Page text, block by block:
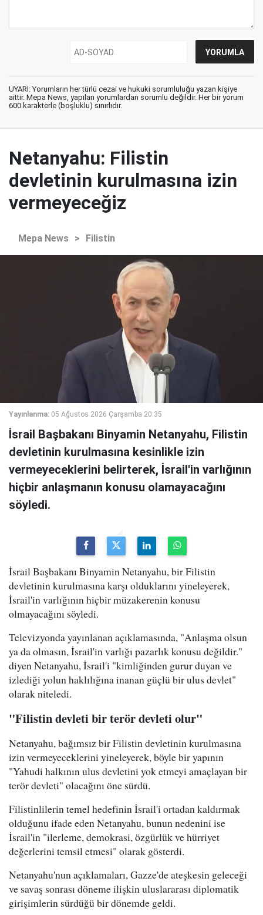
UYARI: Yorumların her türlü cezai ve hukuki sorumluluğu yazan kişiye
aittir. Mepa News, yapılan yorumlardan sorumlu değildir. Her bir yorum
600 karakterle (boşluklu) sınırlıdır.
Netanyahu: Filistin
devletinin kurulmasına izin
vermeyeceğiz
Mepa News > Filistin
Yayınlanma: 05 Ağustos 2026 Çarşamba 20:35
İsrail Başbakanı Binyamin Netanyahu, Filistin
devletinin kurulmasına kesinlikle izin
vermeyeceklerini belirterek, İsrail'in varlığının
hiçbir anlaşmanın konusu olamayacağını
söyledi.
İsrail Başbakanı Binyamin Netanyahu, bir Filistin
devletinin kurulmasına karşı olduklarını yineleyerek,
İsrail'in varlığının hiçbir müzakerenin konusu
olmayacağını söyledi.
Televizyonda yayınlanan açıklamasında, "Anlaşma olsun
ya da olmasın, İsrail'in varlığı pazarlık konusu değildir."
diyen Netanyahu, İsrail'i "kimliğinden gurur duyan ve
izlediği yolun haklılığına inanan güçlü bir ulus devlet"
olarak niteledi.
"Filistin devleti bir terör devleti olur"
Netanyahu, bağımsız bir Filistin devletinin kurulmasına
izin vermeyeceklerini yineleyerek, böyle bir yapının
"Yahudi halkının ulus devletini yok etmeyi amaçlayan bir
terör devleti" olacağını öne sürdü.
Filistinlilerin temel hedefinin İsrail'i ortadan kaldırmak
olduğunu ifade eden Netanyahu, bunun nedenini ise
İsrail'in "ilerleme, demokrasi, özgürlük ve hürriyet
değerlerini temsil etmesi" olarak gösterdi.
Netanyahu'nun açıklamaları, Gazze'de ateşkesin geleceği
ve savaş sonrası döneme ilişkin uluslararası diplomatik
girişimlerin sürdüğü bir dönemde geldi.